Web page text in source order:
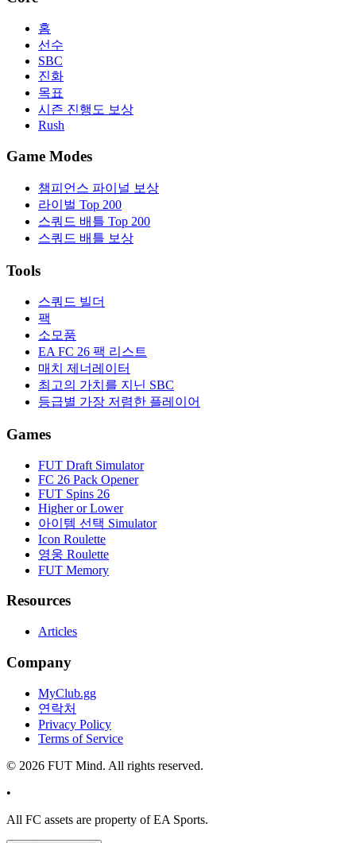
홈
선수
SBC
진화
목표
시즌 진행도 보상
Rush
Game Modes
챔피언스 파이널 보상
라이벌 Top 200
스쿼드 배틀 Top 200
스쿼드 배틀 보상
Tools
스쿼드 빌더
팩
소모품
EA FC 26 팩 리스트
매치 제너레이터
최고의 가치를 지닌 SBC
등급별 가장 저렴한 플레이어
Games
FUT Draft Simulator
FC 26 Pack Opener
FUT Spins 26
Higher or Lower
아이템 선택 Simulator
Icon Roulette
영웅 Roulette
FUT Memory
Resources
Articles
Company
MyClub.gg
연락처
Privacy Policy
Terms of Service
© 2026 FUT Mind. All rights reserved.
•
All FC assets are property of EA Sports.